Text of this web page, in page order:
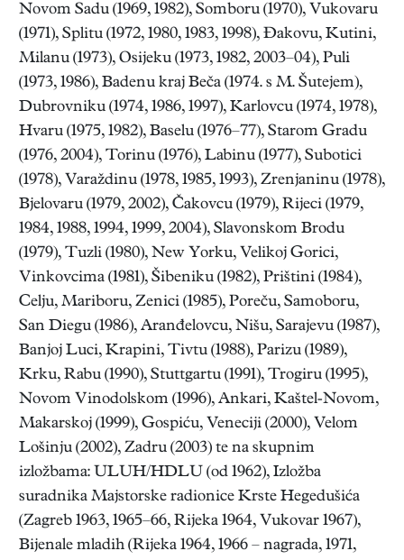
Novom Sadu (1969, 1982), Somboru (1970), Vukovaru
(1971), Splitu (1972, 1980, 1983, 1998), Đakovu, Kutini,
Milanu (1973), Osijeku (1973, 1982, 2003–04), Puli
(1973, 1986), Badenu kraj Beča (1974. s M. Šutejem),
Dubrovniku (1974, 1986, 1997), Karlovcu (1974, 1978),
Hvaru (1975, 1982), Baselu (1976–77), Starom Gradu
(1976, 2004), Torinu (1976), Labinu (1977), Subotici
(1978), Varaždinu (1978, 1985, 1993), Zrenjaninu (1978),
Bjelovaru (1979, 2002), Čakovcu (1979), Rijeci (1979,
1984, 1988, 1994, 1999, 2004), Slavonskom Brodu
(1979), Tuzli (1980), New Yorku, Velikoj Gorici,
Vinkovcima (1981), Šibeniku (1982), Prištini (1984),
Celju, Mariboru, Zenici (1985), Poreču, Samoboru,
San Diegu (1986), Aranđelovcu, Nišu, Sarajevu (1987),
Banjoj Luci, Krapini, Tivtu (1988), Parizu (1989),
Krku, Rabu (1990), Stuttgartu (1991), Trogiru (1995),
Novom Vinodolskom (1996), Ankari, Kaštel-Novom,
Makarskoj (1999), Gospiću, Veneciji (2000), Velom
Lošinju (2002), Zadru (2003) te na skupnim
izložbama: ULUH/HDLU (od 1962), Izložba
suradnika Majstorske radionice Krste Hegedušića
(Zagreb 1963, 1965–66, Rijeka 1964, Vukovar 1967),
Bijenale mladih (Rijeka 1964, 1966 – nagrada, 1971,